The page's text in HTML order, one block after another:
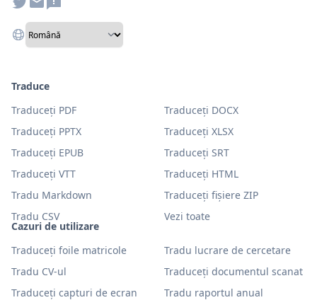
Cazuri de utilizare
Traduceți foile matricole
Tradu lucrare de cercetare
Tradu CV-ul
Traduceți documentul scanat
Traduceți capturi de ecran
Tradu raportul anual
Traduce
Traduceți PDF
Traduceți DOCX
Traduceți PPTX
Traduceți XLSX
Traduceți EPUB
Traduceți SRT
Traduceți VTT
Traduceți HTML
Tradu Markdown
Traduceți fișiere ZIP
Tradu CSV
Vezi toate